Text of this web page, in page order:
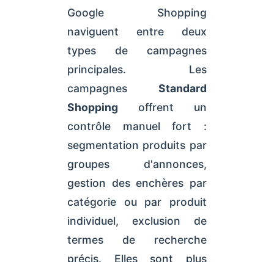
Google Shopping
naviguent entre deux
types de campagnes
principales. Les
campagnesStandard
Shopping offrent un
contrôle manuel fort :
segmentation produits par
groupes d'annonces,
gestion des enchères par
catégorie ou par produit
individuel, exclusion de
termes de recherche
précis. Elles sont plus